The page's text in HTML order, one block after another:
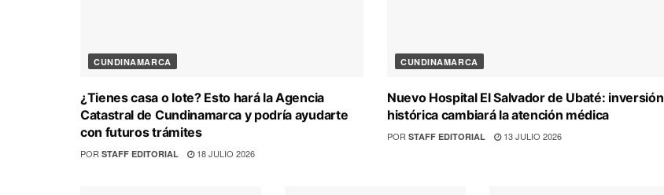
CUNDINAMARCA
¿Tienes casa o lote? Esto hará la Agencia
Catastral de Cundinamarca y podría ayudarte
con futuros trámites
POR STAFF EDITORIAL 18 JULIO 2026
CUNDINAMARCA
Nuevo Hospital El Salvador de Ubaté: inversión
histórica cambiará la atención médica
POR STAFF EDITORIAL 13 JULIO 2026